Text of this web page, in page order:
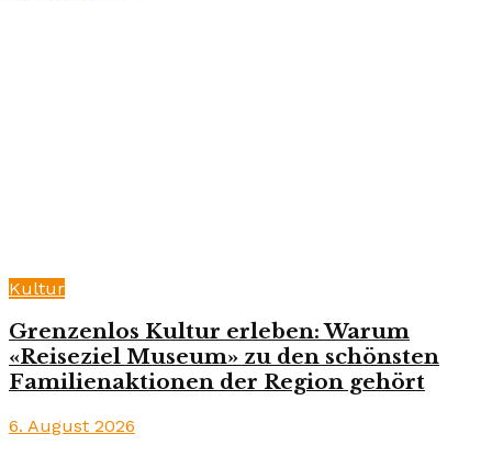
Kultur
Grenzenlos Kultur erleben: Warum
«Reiseziel Museum» zu den schönsten
Familienaktionen der Region gehört
6. August 2026